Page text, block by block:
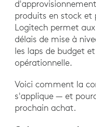
produits en stock et
Logitech permet
délais de mise à
les laps de budget
opérationnelle.
Voici comment la
s'applique — et
prochain achat.